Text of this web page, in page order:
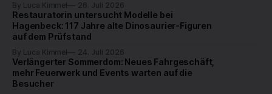
By Luca Kimmel 26. Juli 2026
Restauratorin untersucht Modelle bei
Hagenbeck: 117 Jahre alte Dinosaurier-Figuren
auf dem Prüfstand
By Luca Kimmel 24. Juli 2026
Verlängerter Sommerdom: Neues Fahrgeschäft,
mehr Feuerwerk und Events warten auf die
Besucher